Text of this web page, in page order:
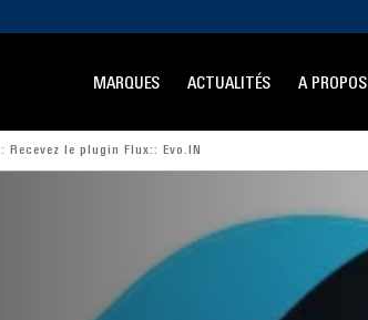
MARQUES ACTUALITÉS A PROPOS
Recevez le plugin Flux:: Evo.IN